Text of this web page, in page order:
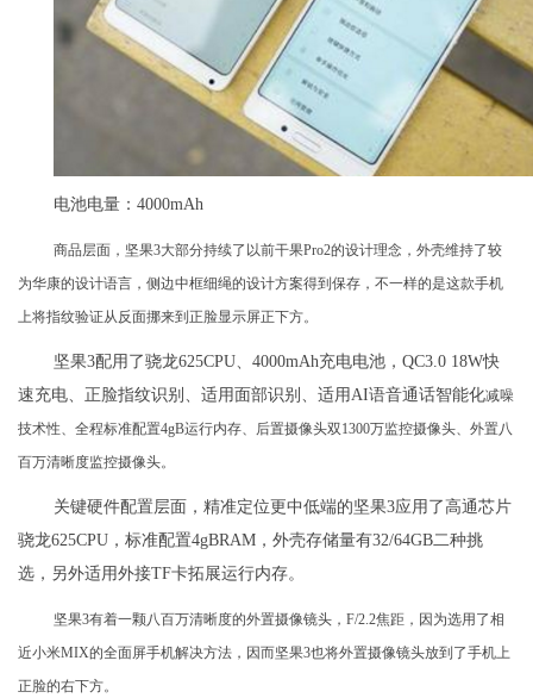
电池电量：4000mAh
商品层面，坚果3大部分持续了以前干果Pro2的设计理念，外壳维持了较
为华康的设计语言，侧边中框细绳的设计方案得到保存，不一样的是这款手机
上将指纹验证从反面挪来到正脸显示屏正下方。
坚果3配用了骁龙625CPU、4000mAh充电电池，QC3.0 18W快
速充电、正脸指纹识别、适用面部识别、适用AI语音通话智能化减噪
技术性、全程标准配置4gB运行内存、后置摄像头双1300万监控摄像头、外置八
百万清晰度监控摄像头。
关键硬件配置层面，精准定位更中低端的坚果3应用了高通芯片
骁龙625CPU，标准配置4gBRAM，外壳存储量有32/64GB二种挑
选，另外适用外接TF卡拓展运行内存。
坚果3有着一颗八百万清晰度的外置摄像镜头，F/2.2焦距，因为选用了相
近小米MIX的全面屏手机解决方法，因而坚果3也将外置摄像镜头放到了手机上
正脸的右下方。